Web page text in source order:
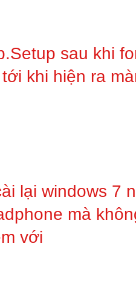
sau khi
khi hiện ra
lại windows 7
mà
với